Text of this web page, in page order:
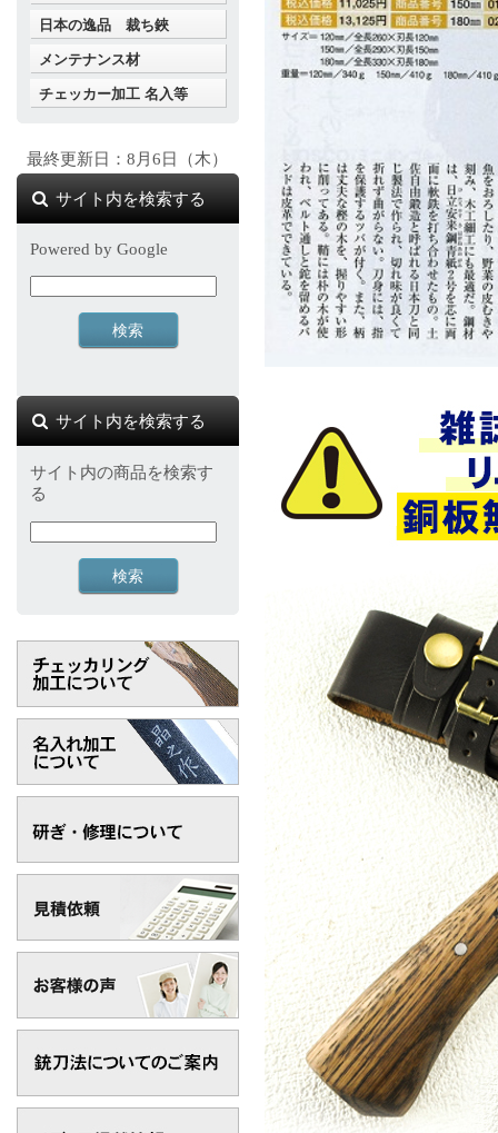
日本の逸品 裁ち鋏
メンテナンス材
チェッカー加工 名入等
最終更新日：8月6日（木）
サイト内を検索する
Powered by Google
サイト内を検索する
サイト内の商品を検索す
る